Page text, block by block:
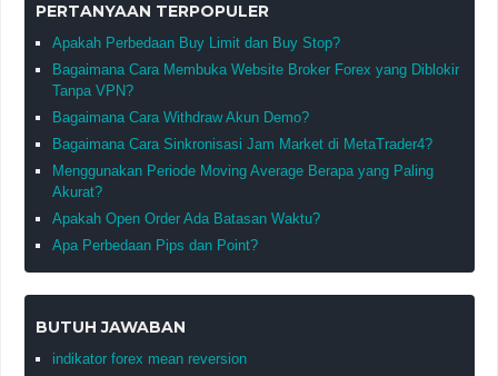
PERTANYAAN TERPOPULER
Apakah Perbedaan Buy Limit dan Buy Stop?
Bagaimana Cara Membuka Website Broker Forex yang Diblokir
Tanpa VPN?
Bagaimana Cara Withdraw Akun Demo?
Bagaimana Cara Sinkronisasi Jam Market di MetaTrader4?
Menggunakan Periode Moving Average Berapa yang Paling
Akurat?
Apakah Open Order Ada Batasan Waktu?
Apa Perbedaan Pips dan Point?
BUTUH JAWABAN
indikator forex mean reversion